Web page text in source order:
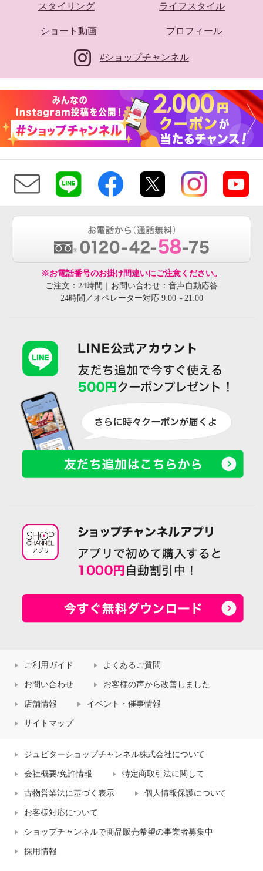
スタイリング ライフスタイル
ショート動画 プロフィール
#ショップチャンネル
※お電話番号のお掛け間違いにご注意ください。
ご注文：24時間｜お問い合わせ：音声自動応答
24時間／オペレーター対応 9:00～21:00
ご利用ガイド よくあるご質問
お問い合わせ お客様の声から改善しました
店舗情報 イベント・催事情報
サイトマップ
ジュピターショップチャンネル株式会社について
会社概要/免許情報 特定商取引法に関して
古物営業法に基づく表示 個人情報保護について
お客様対応について
ショップチャンネルで商品販売希望の事業者募集中
採用情報